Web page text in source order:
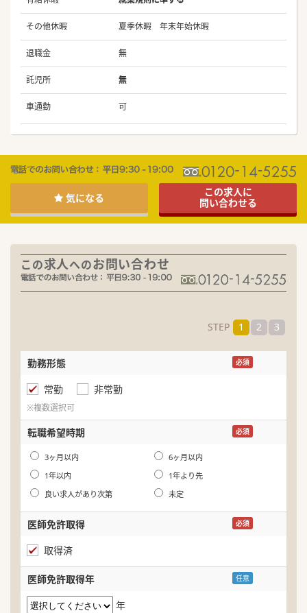
その他休暇 夏季休暇 年末年始休暇
退職金 無
託児所 無
車通勤 可
気になる
この求人に
問い合わせる
この求人へのお問い合わせ
STEP 1 2 3
勤務形態 必須
常勤 非常勤
※複数選択可
転職希望時期 必須
3ヶ月以内
6ヶ月以内
1年以内
1年より先
良い求人があり次第
未定
医師免許取得 必須
取得済
医師免許取得年 任意
年